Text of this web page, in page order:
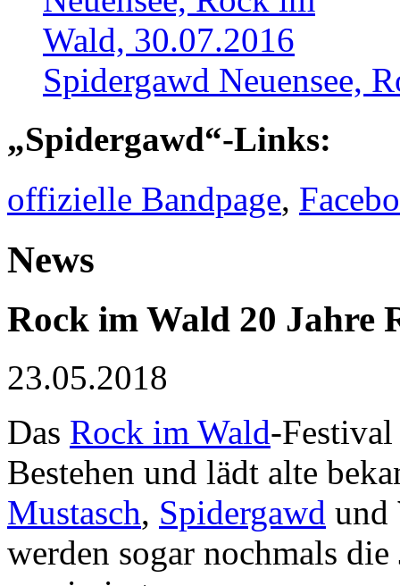
Spidergawd Neuensee,
„Spidergawd“-Links:
offizielle Bandpage,
News
Rock im Wald 20 Jahre
23.05.2018
Das Rock im Wald-
Bestehen und lädt alte
Mustasch, Spidergawd und
werden sogar nochmals